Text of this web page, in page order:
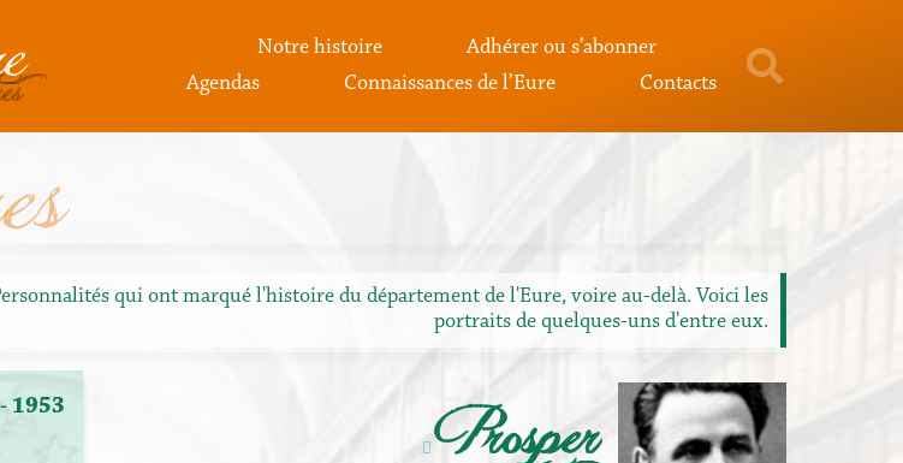
Notre histoire
Adhérer ou s’abonner
Agendas
Connaissances de l’Eure Contacts
qui ont marqué l'histoire du département de l'Eure, voire au-delà. Voici les
portraits de quelques-uns d'entre eux.
- 1953 Prosper